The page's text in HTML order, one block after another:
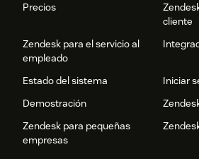
Precios
cliente
Zendesk para el servicio al
empleado
Estado del sistema
Iniciar
Demostración
Zendesk para pequeñas
empresas